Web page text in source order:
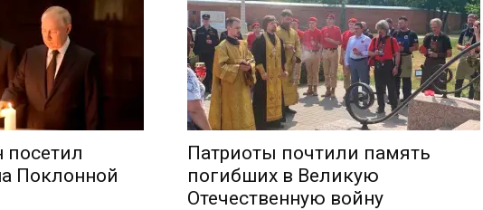
Морской
собор
Поклонной
Патриоты почтили память
погибших в Великую
Отечественную войну